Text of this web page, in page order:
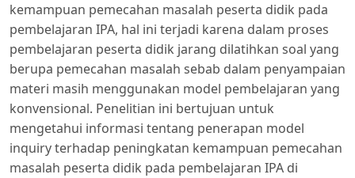
kemampuan pemecahan masalah peserta didik pada
pembelajaran IPA, hal ini terjadi karena dalam proses
pembelajaran peserta didik jarang dilatihkan soal yang
berupa pemecahan masalah sebab dalam penyampaian
materi masih menggunakan model pembelajaran yang
konvensional. Penelitian ini bertujuan untuk
mengetahui informasi tentang penerapan model
inquiry terhadap peningkatan kemampuan pemecahan
masalah peserta didik pada pembelajaran IPA di